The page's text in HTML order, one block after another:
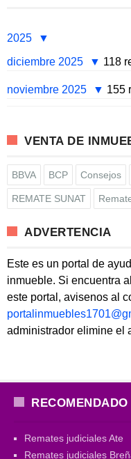
2025
diciembre 2025
118
noviembre 2025 155
VENTA DE
BBVA BCP Consejos
REMATE SUNAT
ADVERTENCIA
Este es un portal de
inmueble. Si encuentra
este portal, avisenos al
administrador elimine el
RECOMENDADO
Remates judiciales Ate
Remates judiciales